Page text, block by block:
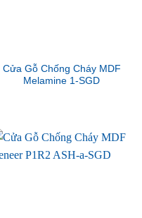
Cửa Gỗ Chống Cháy MDF
Melamine 1-SGD